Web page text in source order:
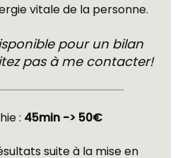
vitale de la personne.
pour un bilan
pas à me contacter!
: 45min -> 50€
suite à la mise en